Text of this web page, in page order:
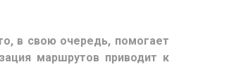
в свою очередь, помогает
маршрутов приводит к